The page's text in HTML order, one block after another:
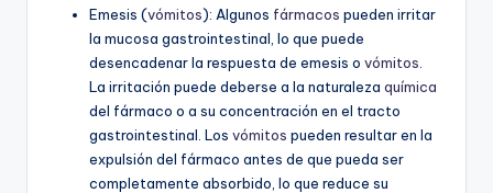
Emesis (vómitos): Algunos fármacos pueden irritar
la mucosa gastrointestinal, lo que puede
desencadenar la respuesta de emesis o vómitos
La irritación puede deberse a la naturaleza química
del fármaco o a su concentración en el tracto
gastrointestinal. Los vómitos pueden resultar en la
expulsión del fármaco antes de que pueda ser
completamente absorbido, lo que reduce su